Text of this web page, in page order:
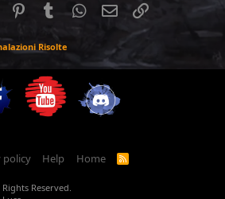
PinterestTumblrWhatsApp
EmailLink
Risolte
YouTube
policy Help Home
R
Reserved.